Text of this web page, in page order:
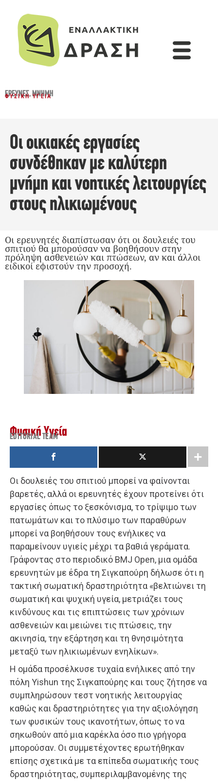
ΈΡΕΥΝΕΣ,ΜΝΉΜΗ
ΦΥΣΙΚΉ ΥΓΕΊΑ
Οι οικιακές εργασίες
συνδέθηκαν με καλύτερη
μνήμη και νοητικές λειτουργίες
στους ηλικιωμένους
Οι ερευνητές διαπίστωσαν ότι οι δουλειές του
σπιτιού θα μπορούσαν να βοηθήσουν στην
πρόληψη ασθενειών και πτώσεων, αν και άλλοι
ειδικοί εφιστούν την προσοχή.
Φυσική Υγεία
EDITORIAL TEAM
Οι δουλειές του σπιτιού μπορεί να φαίνονται
βαρετές, αλλά οι ερευνητές έχουν προτείνει ότι
εργασίες όπως το ξεσκόνισμα, το τρίψιμο των
πατωμάτων και το πλύσιμο των παραθύρων
μπορεί να βοηθήσουν τους ενήλικες να
παραμείνουν υγιείς μέχρι τα βαθιά γεράματα.
Γράφοντας στο περιοδικό BMJ Open, μια ομάδα
ερευνητών με έδρα τη Σιγκαπούρη δήλωσε ότι η
τακτική σωματική δραστηριότητα «βελτιώνει τη
σωματική και ψυχική υγεία, μετριάζει τους
κινδύνους και τις επιπτώσεις των χρόνιων
ασθενειών και μειώνει τις πτώσεις, την
ακινησία, την εξάρτηση και τη θνησιμότητα
μεταξύ των ηλικιωμένων ενηλίκων».
Η ομάδα προσέλκυσε τυχαία ενήλικες από την
πόλη Yishun της Σιγκαπούρης και τους ζήτησε να
συμπληρώσουν τεστ νοητικής λειτουργίας
καθώς και δραστηριότητες για την αξιολόγηση
των φυσικών τους ικανοτήτων, όπως το να
σηκωθούν από μια καρέκλα όσο πιο γρήγορα
μπορούσαν. Οι συμμετέχοντες ερωτήθηκαν
επίσης σχετικά με τα επίπεδα σωματικής τους
δραστηριότητας, συμπεριλαμβανομένης της